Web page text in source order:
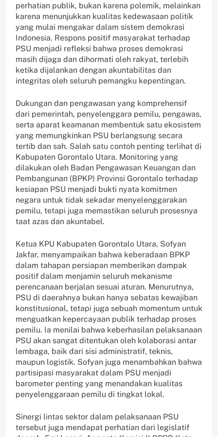
perhatian publik, bukan karena polemik, melainkan
karena menunjukkan kualitas kedewasaan politik
yang mulai mengakar dalam sistem demokrasi
Indonesia. Respons positif masyarakat terhadap
PSU menjadi refleksi bahwa proses demokrasi
masih dijaga dan dihormati oleh rakyat, terlebih
ketika dijalankan dengan akuntabilitas dan
integritas oleh seluruh pemangku kepentingan.
Dukungan dan pengawasan yang komprehensif
dari pemerintah, penyelenggara pemilu, pengawas,
serta aparat keamanan membentuk satu ekosistem
yang memungkinkan PSU berlangsung secara
tertib dan sah. Salah satu contoh penting terlihat di
Kabupaten Gorontalo Utara. Monitoring yang
dilakukan oleh Badan Pengawasan Keuangan dan
Pembangunan (BPKP) Provinsi Gorontalo terhadap
kesiapan PSU menjadi bukti nyata komitmen
negara untuk tidak sekadar menyelenggarakan
pemilu, tetapi juga memastikan seluruh prosesnya
taat azas dan akuntabel.
Ketua KPU Kabupaten Gorontalo Utara, Sofyan
Jakfar, menyampaikan bahwa keberadaan BPKP
dalam tahapan persiapan memberikan dampak
positif dalam menjamin seluruh mekanisme
perencanaan berjalan sesuai aturan. Menurutnya,
PSU di daerahnya bukan hanya sebatas kewajiban
konstitusional, tetapi juga sebuah momentum untuk
menguatkan kepercayaan publik terhadap proses
pemilu. Ia menilai bahwa keberhasilan pelaksanaan
PSU akan sangat ditentukan oleh kolaborasi antar
lembaga, baik dari sisi administratif, teknis,
maupun logistik. Sofyan juga menambahkan bahwa
partisipasi masyarakat dalam PSU menjadi
barometer penting yang menandakan kualitas
penyelenggaraan pemilu di tingkat lokal.
Sinergi lintas sektor dalam pelaksanaan PSU
tersebut juga mendapat perhatian dari legislatif